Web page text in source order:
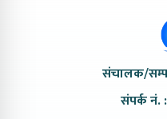
संचालक/
संपर्क नं. :